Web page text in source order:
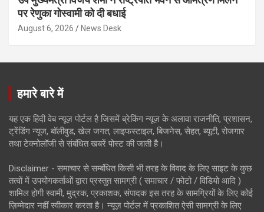
पर रेणुका गोस्वामी को दी बधाई
August 6, 2026 News Desk
हमारे बारे में
यह एक हिंदी वेब न्यूज़ पोर्टल है जिसमें ब्रेकिंग न्यूज़ के अलावा राजनीति, प्रशासन,
ट्रेंडिंग न्यूज, बॉलीवुड, खेल जगत, लाइफस्टाइल, बिजनेस, सेहत, ब्यूटी, रोजगार
तथा टेक्नोलॉजी से संबंधित खबरें पोस्ट की जाती है।
Disclaimer - समाचार से सम्बंधित किसी भी तरह के विवाद के लिए साइट के कुछ
तत्वों में उपयोगकर्ताओं द्वारा प्रस्तुत सामग्री ( समाचार / फोटो / विडियो आदि )
शामिल होगी स्वामी, मुद्रक, प्रकाशक, संपादक इस तरह के सामग्रियों के लिए कोई
ज़िम्मेदार नहीं स्वीकार करता है। न्यूज़ पोर्टल में प्रकाशित ऐसी सामग्री के लिए